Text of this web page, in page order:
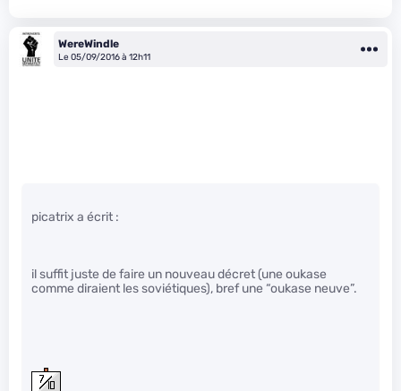
WereWindle
Le 05/09/2016 à 12h11
picatrix a écrit :
il suffit juste de faire un nouveau décret (une oukase
comme diraient les soviétiques), bref une “oukase neuve”.